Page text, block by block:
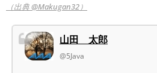
（出典 @Makugan32）
山田 太郎
@5Java